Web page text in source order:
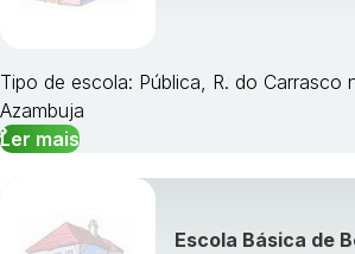
Tipo de escola: Pública, R. do Carrasco
Azambuja
Ler mais
Escola Básica de